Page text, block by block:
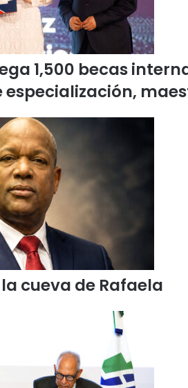
1,500 becas
cueva de Rafaela